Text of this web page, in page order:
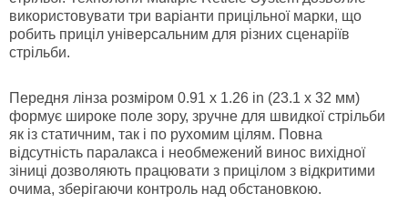
використовувати три варіанти прицільної марки, що
робить приціл універсальним для різних сценаріїв
стрільби.
Передня лінза розміром 0.91 х 1.26 in (23.1 х 32 мм)
формує широке поле зору, зручне для швидкої стрільби
як із статичним, так і по рухомим цілям. Повна
відсутність паралакса і необмежений винос вихідної
зіниці дозволяють працювати з прицілом з відкритими
очима, зберігаючи контроль над обстановкою.